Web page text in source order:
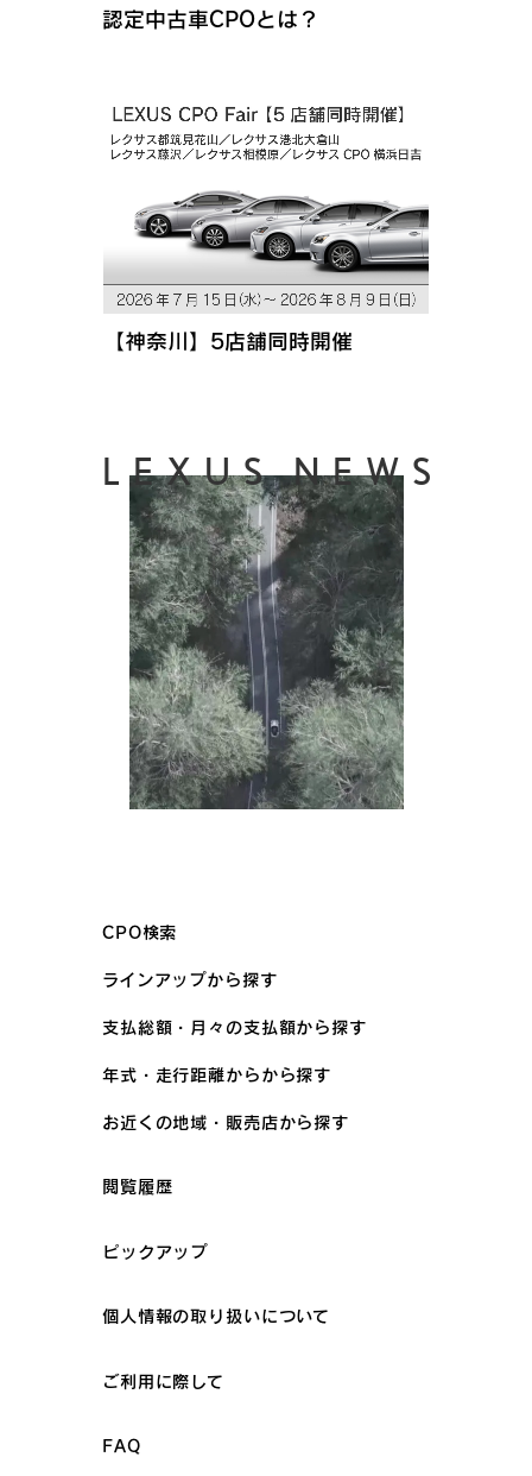
認定中古車CPOとは？
【神奈川】5店舗同時開催
LEXUS NEWS
CPO検索
ラインアップから探す
支払総額・月々の支払額から探す
年式・走行距離からから探す
お近くの地域・販売店から探す
閲覧履歴
ピックアップ
個人情報の取り扱いについて
ご利用に際して
FAQ